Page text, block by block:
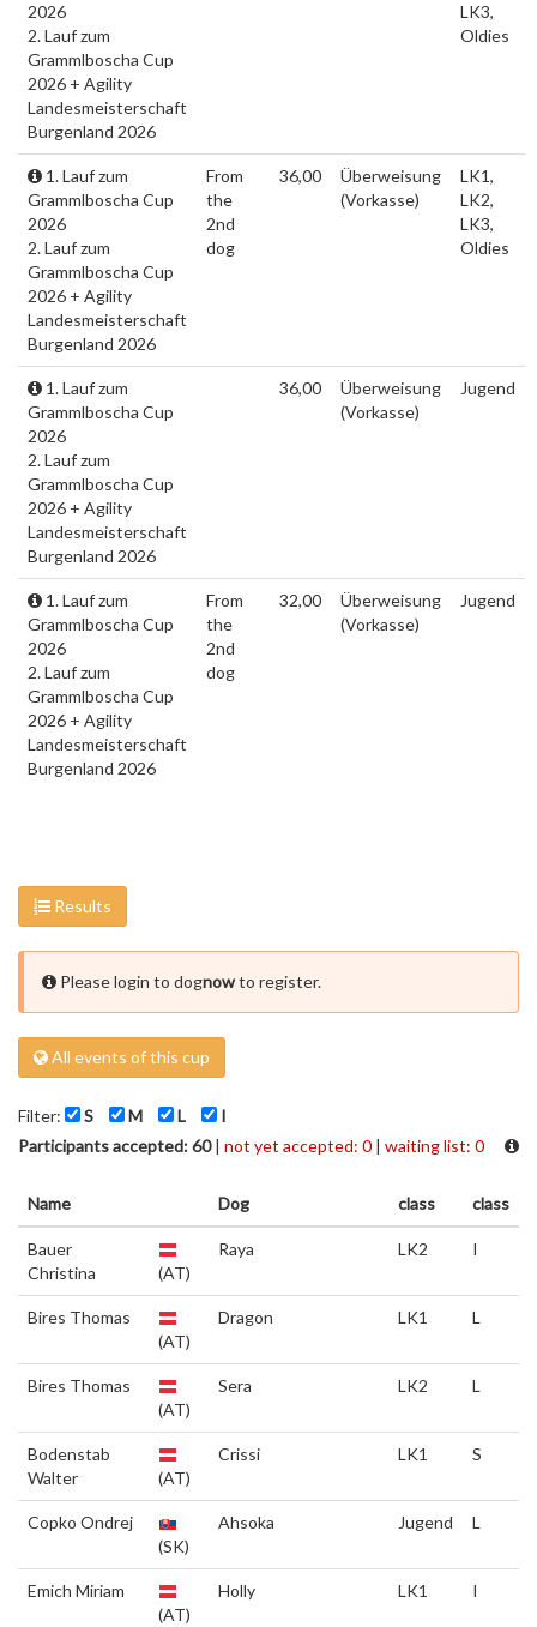
2026
2. Lauf zum
Grammlboscha Cup
2026 + Agility
Landesmeisterschaft
Burgenland 2026
LK3,
Oldies
1. Lauf zum
Grammlboscha Cup
2026
2. Lauf zum
Grammlboscha Cup
2026 + Agility
Landesmeisterschaft
Burgenland 2026
From
the
2nd
dog
36,00
Überweisung
(Vorkasse)
LK1,
LK2,
LK3,
Oldies
1. Lauf zum
Grammlboscha Cup
2026
2. Lauf zum
Grammlboscha Cup
2026 + Agility
Landesmeisterschaft
Burgenland 2026
36,00
Überweisung
(Vorkasse)
Jugend
1. Lauf zum
Grammlboscha Cup
2026
2. Lauf zum
Grammlboscha Cup
2026 + Agility
Landesmeisterschaft
Burgenland 2026
From
the
2nd
dog
32,00
Überweisung
(Vorkasse)
Jugend
Results
Please login to dognowto register.
All events of this cup
Filter: S M L
I
Participants accepted: 60| not yet accepted: 0 | waiting list: 0
Name Dog class class
Bauer
Christina
(AT)
Raya LK2 I
Bires Thomas
(AT)
Dragon LK1 L
Bires Thomas
(AT)
Sera LK2 L
Bodenstab
Walter
(AT)
Crissi LK1 S
Copko Ondrej
(SK)
Ahsoka Jugend L
Emich Miriam
(AT)
Holly LK1 I